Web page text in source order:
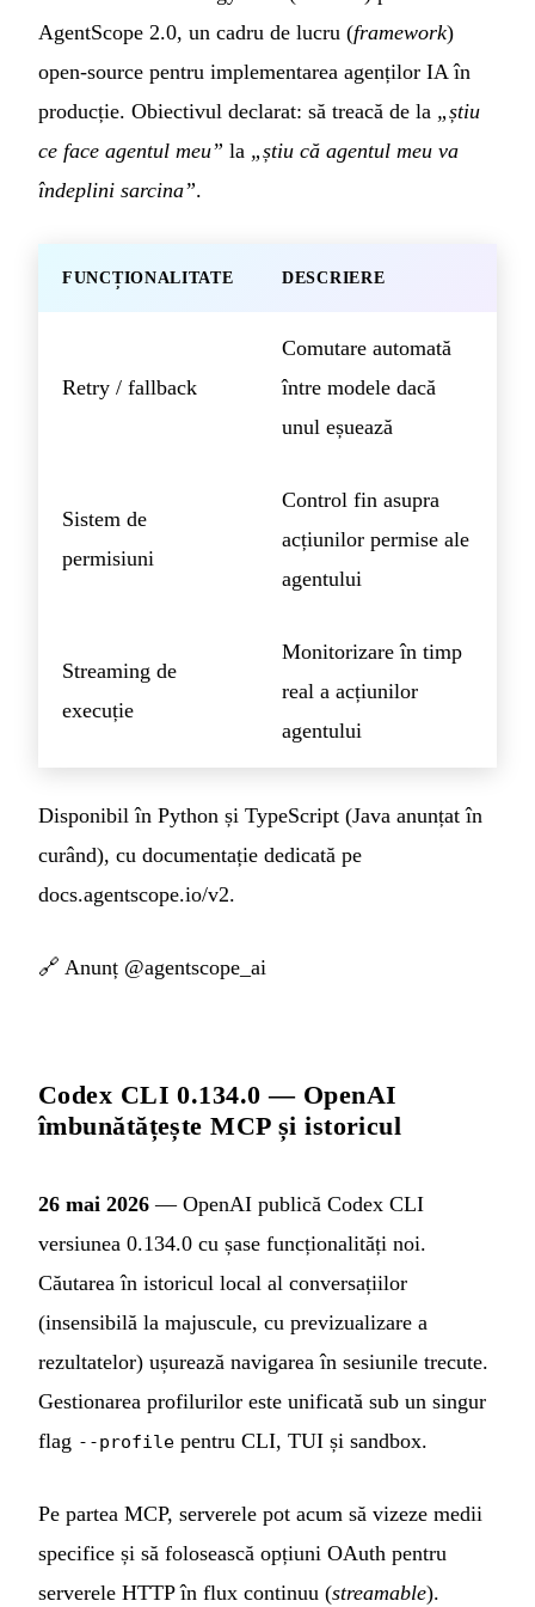
AgentScope 2.0, un cadru de lucru (framework)
open-source pentru implementarea agenților IA în
producție. Obiectivul declarat: să treacă de la „știu
ce face agentul meu” la „știu că agentul meu va
îndeplini sarcina”.
FUNCȚIONALITATE DESCRIERE
Retry / fallback
Comutare automată
între modele dacă
unul eșuează
Sistem de
permisiuni
Control fin asupra
acțiunilor permise ale
agentului
Streaming de
execuție
Monitorizare în timp
real a acțiunilor
agentului
Disponibil în Python și TypeScript (Java anunțat în
curând), cu documentație dedicată pe
docs.agentscope.io/v2.
🔗 Anunț @agentscope_ai
Codex CLI 0.134.0 — OpenAI
îmbunătățește MCP și istoricul
26 mai 2026 — OpenAI publică Codex CLI
versiunea 0.134.0 cu șase funcționalități noi.
Căutarea în istoricul local al conversațiilor
(insensibilă la majuscule, cu previzualizare a
rezultatelor) ușurează navigarea în sesiunile trecute.
Gestionarea profilurilor este unificată sub un singur
flag --profile pentru CLI, TUI și sandbox.
Pe partea MCP, serverele pot acum să vizeze medii
specifice și să folosească opțiuni OAuth pentru
serverele HTTP în flux continuu (streamable).